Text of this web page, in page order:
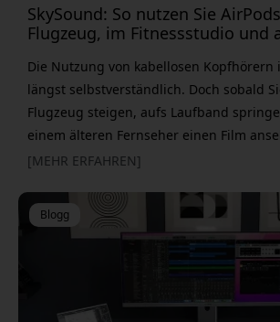
SkySound: So nutzen Sie
Flugzeug, im Fitnessstudio und
Die Nutzung von kabellosen Kopfhörern
längst selbstverständlich. Doch sobald
Flugzeug steigen, aufs Laufband
einem älteren Fernseher einen Film
taucht dasselbe Problem auf: Es gibt nur
Bluetooth-Sender ins Spiel. Mit ALOGIC
Sie den Ton in wenigen Sekunden
AirPods oder andere Bluetooth-
[MEHR ERFAHREN]
Blogg